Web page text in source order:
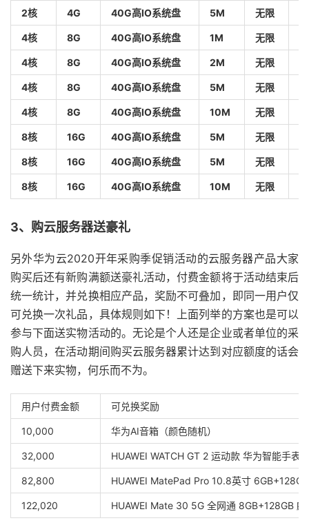
2核 4G 40G高IO系统盘 5M 无限
4核 8G 40G高IO系统盘 1M 无限
4核 8G 40G高IO系统盘 2M 无限
4核 8G 40G高IO系统盘 5M 无限
4核 8G 40G高IO系统盘 10M 无限
8核 16G 40G高IO系统盘 5M 无限
8核 16G 40G高IO系统盘 5M 无限
8核 16G 40G高IO系统盘 10M 无限
3、购云服务器送豪礼
另外华为云2020开年采购季促销活动的云服务器产品大家
购买后还有新购满额送豪礼活动，付费金额将于活动结束后
统一统计，并兑换相应产品，奖励不可叠加，即同一用户仅
可兑换一次礼品，具体规则如下！上面列举的方案也是可以
参与下面送实物活动的。无论是个人还是企业或者单位的采
购人员，在活动期间购买云服务器累计达到对应额度的话会
赠送下来实物，何乐而不为。
用户付费金额 可兑换奖励
10,000 华为AI音箱（颜色随机）
32,000 HUAWEI WATCH GT 2 运动款 华为智能手表
82,800 HUAWEI MatePad Pro 10.8英寸
122,020 HUAWEI Mate 30 5G 全网通 8GB+128GB